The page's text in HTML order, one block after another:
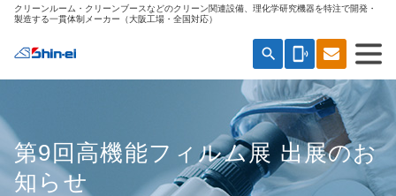
クリーンルーム・クリーンブースなどのクリーン関連設備、理化学研究機器を特注で開発・
製造する一貫体制メーカー（大阪工場・全国対応）
search phonelink_ring
第9回高機能フィルム展 出展のお
知らせ